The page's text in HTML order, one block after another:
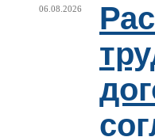
06.08.2026